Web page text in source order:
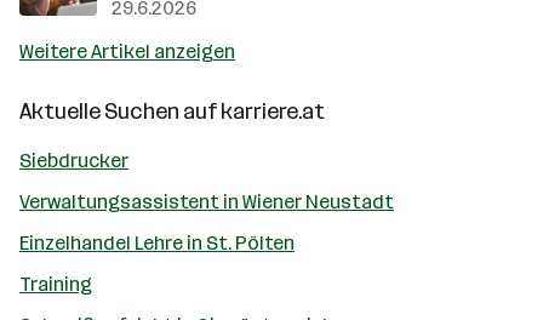
29.6.2026
Weitere Artikel anzeigen
Aktuelle Suchen aufkarriere.at
Siebdrucker
Verwaltungsassistent in Wiener Neustadt
Einzelhandel Lehre in St. Pölten
Training